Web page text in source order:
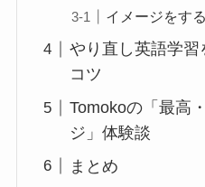
イメージをす
やり直し英語学
コツ
Tomokoの「最高
ジ」体験談
まとめ